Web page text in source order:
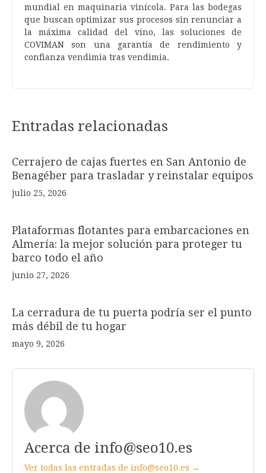
mundial en maquinaria vinícola. Para las bodegas
que buscan optimizar sus procesos sin renunciar a
la máxima calidad del vino, las soluciones de
COVIMAN son una garantía de rendimiento y
confianza vendimia tras vendimia.
Entradas relacionadas
Cerrajero de cajas fuertes en San Antonio de
Benagéber para trasladar y reinstalar equipos
julio 25, 2026
Plataformas flotantes para embarcaciones en
Almería: la mejor solución para proteger tu
barco todo el año
junio 27, 2026
La cerradura de tu puerta podría ser el punto
más débil de tu hogar
mayo 9, 2026
Acerca de info@seo10.es
Ver todas las entradas de info@seo10.es →